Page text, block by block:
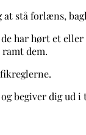
stå forlæns,
har hørt et
dem.
begiver dig ud i